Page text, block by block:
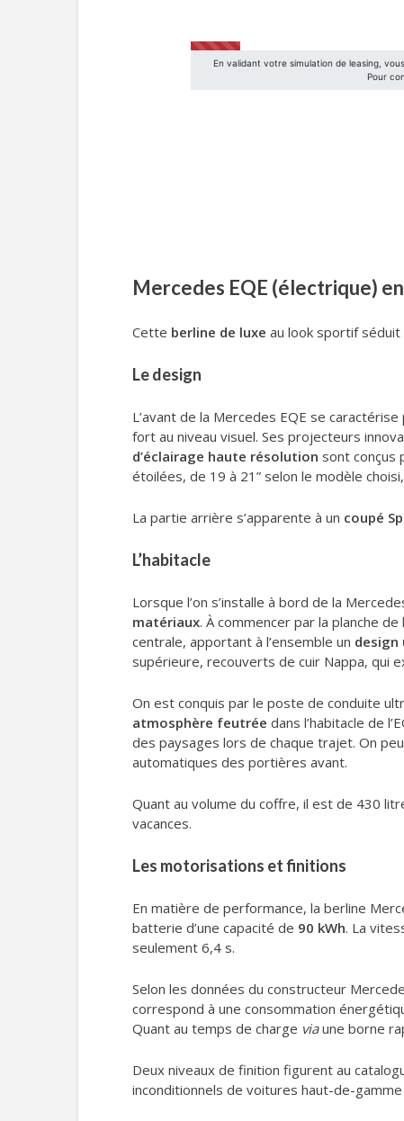
Mercedes EQE (électrique)
Cette berline de luxe au look sportif
Le design
L’avant de la Mercedes EQE se
fort au niveau visuel. Ses projecteurs
d’éclairage haute résolution sont conçus
étoilées, de 19 à 21” selon le modèle
La partie arrière s’apparente à un coupé
L’habitacle
Lorsque l’on s’installe à bord de la
matériaux. À commencer par la planche
centrale, apportant à l’ensemble un design
supérieure, recouverts de cuir Nappa, qui
On est conquis par le poste de conduite
atmosphère feutrée dans l’habitacle de
des paysages lors de chaque trajet. On
automatiques des portières avant.
Quant au volume du coffre, il est de 430
vacances.
Les motorisations et finitions
En matière de performance, la berline
batterie d’une capacité de 90 kWh. La
seulement 6,4 s.
Selon les données du constructeur
correspond à une consommation
Quant au temps de charge viaune borne
Deux niveaux de finition figurent au
inconditionnels de voitures haut-de-